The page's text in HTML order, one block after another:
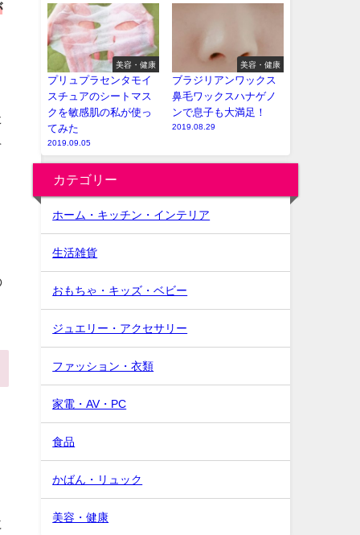
美容・健康
プリュプラセンタモイ
スチュアのシートマス
クを敏感肌の私が使っ
てみた
2019.09.05
美容・健康
ブラジリアンワックス
鼻毛ワックスハナゲノ
ンで息子も大満足！
2019.08.29
カテゴリー
ホーム・キッチン・インテリア
生活雑貨
おもちゃ・キッズ・ベビー
ジュエリー・アクセサリー
ファッション・衣類
家電・AV・PC
食品
かばん・リュック
美容・健康